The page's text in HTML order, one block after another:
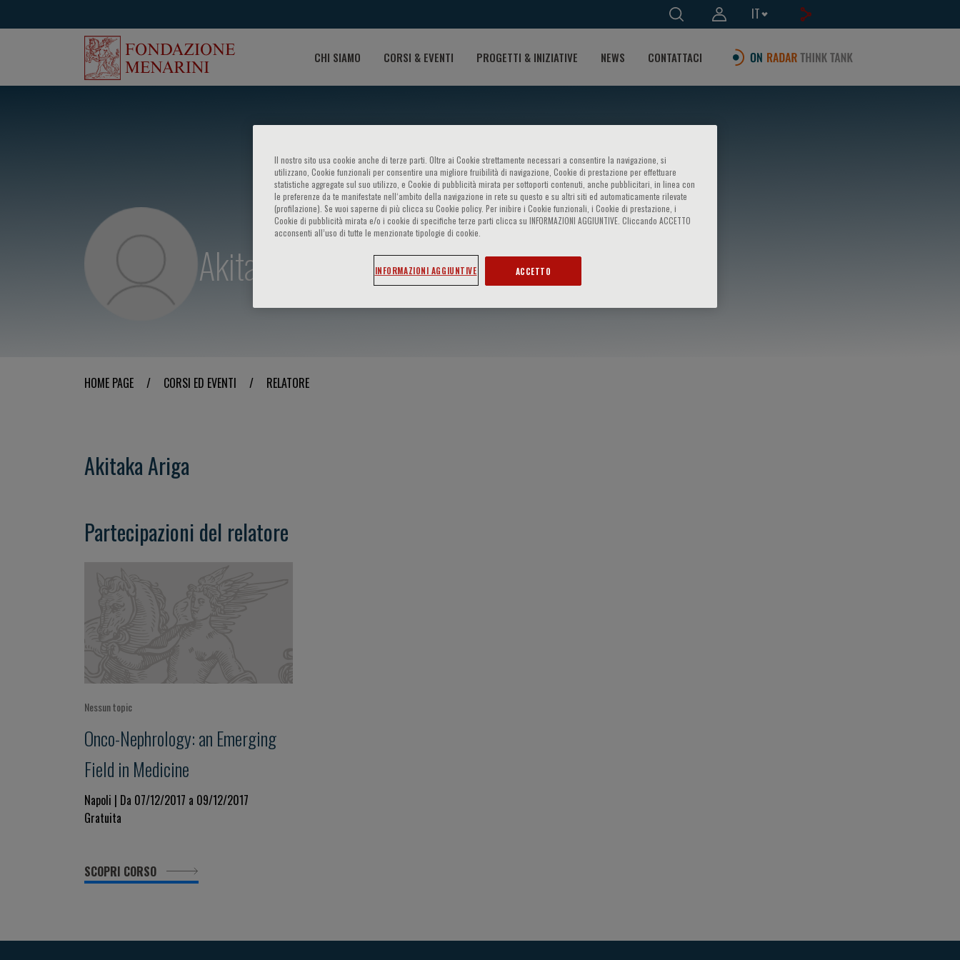
IT
CHI SIAMO CORSI & EVENTI PROGETTI & INIZIATIVE NEWS CONTATTACI
Akitaka Ariga
HOME PAGE / CORSI ED EVENTI / RELATORE
Akitaka Ariga
Partecipazioni del relatore
Nessun topic
Onco-Nephrology: an Emerging
Field in Medicine
Napoli | Da 07/12/2017 a 09/12/2017
Gratuita
SCOPRI CORSO
Il nostro sito usa cookie anche di terze parti. Oltre ai Cookie strettamente necessari a consentire la navigazione, si
utilizzano, Cookie funzionali per consentire una migliore fruibilità di navigazione, Cookie di prestazione per effettuare
statistiche aggregate sul suo utilizzo, e Cookie di pubblicità mirata per sottoporti contenuti, anche pubblicitari, in linea con
le preferenze da te manifestate nell‘ambito della navigazione in rete su questo e su altri siti ed automaticamente rilevate
(profilazione). Se vuoi saperne di più clicca su Cookie policy. Per inibire i Cookie funzionali, i Cookie di prestazione, i
Cookie di pubblicità mirata e/o i cookie di specifiche terze parti clicca su INFORMAZIONI AGGIUNTIVE. Cliccando ACCETTO
acconsenti all’uso di tutte le menzionate tipologie di cookie.
INFORMAZIONI AGGIUNTIVE ACCETTO